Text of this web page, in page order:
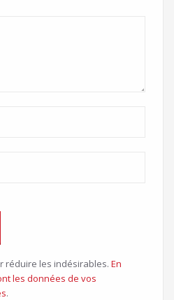
réduire les indésirables. En
les données de vos
.